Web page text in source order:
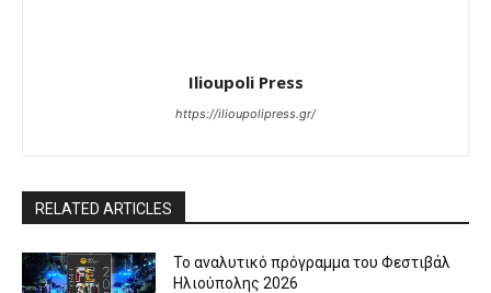
Ilioupoli Press
https://ilioupolipress.gr/
RELATED ARTICLES
Το αναλυτικό πρόγραμμα του Φεστιβάλ
Ηλιούπολης 2026